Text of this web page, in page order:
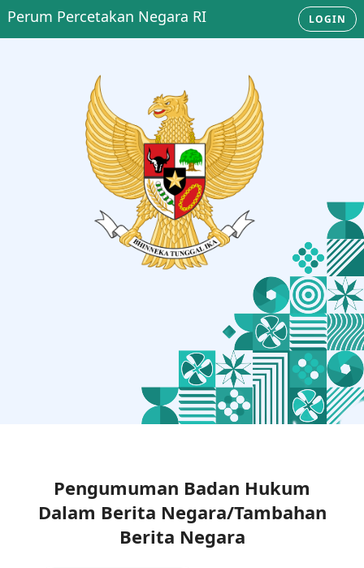
Perum Percetakan Negara RI LOGIN
Pengumuman Badan Hukum
Dalam Berita Negara/Tambahan
Berita Negara